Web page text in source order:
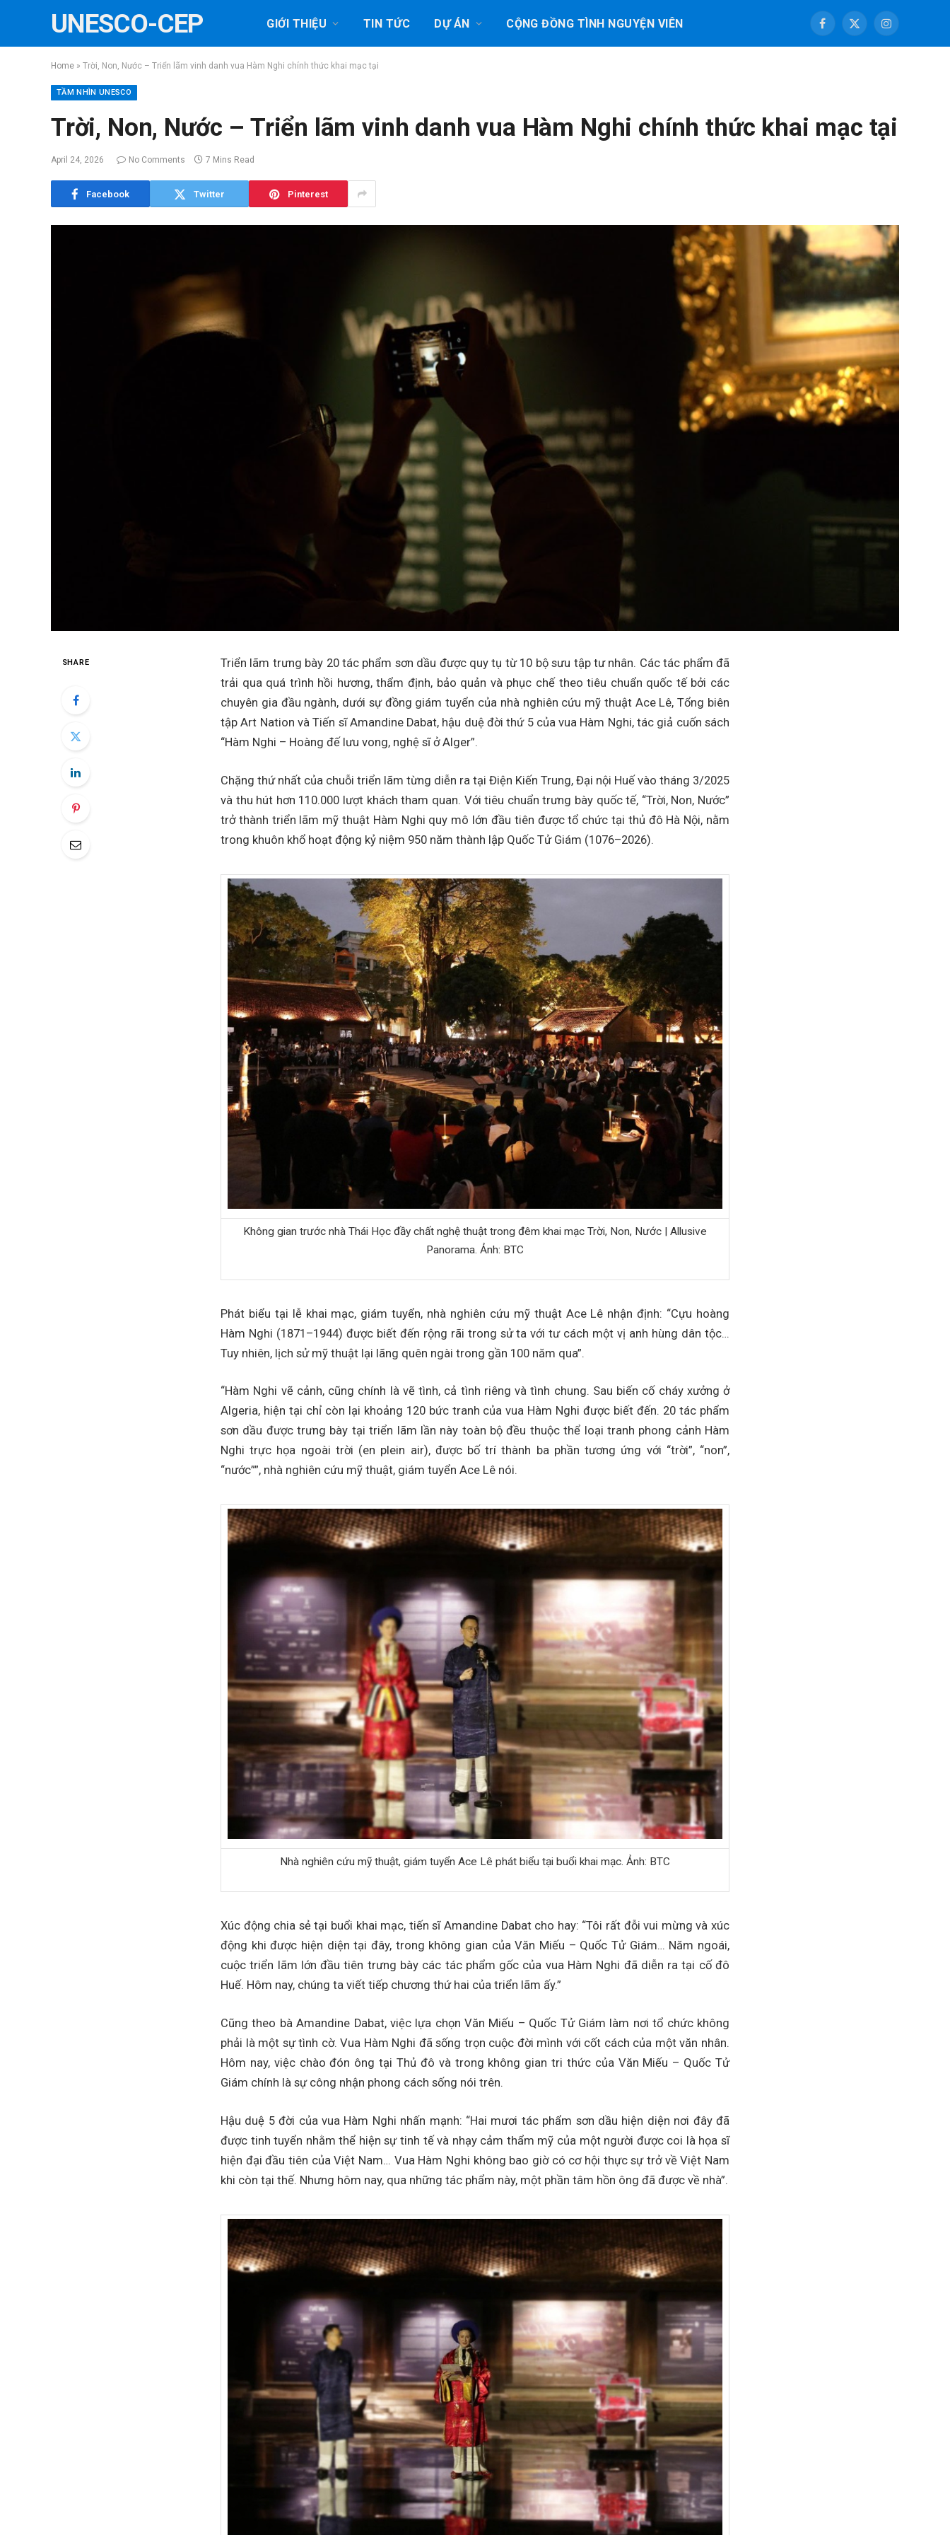
UNESCO-CEP GIỚI THIỆU TIN TỨC DỰ ÁN CỘNG ĐỒNG TÌNH NGUYỆN VIÊN Facebook
X
(Twitter)
Instagram
Home » Trời, Non, Nước – Triển lãm vinh danh vua Hàm Nghi chính thức khai mạc tại
TẦM NHÌN UNESCO
Trời, Non, Nước – Triển lãm vinh danh vua Hàm Nghi chính thức khai mạc tại
April 24, 2026 No Comments 7 Mins Read
Facebook Twitter Pinterest
SHARE
Triển lãm trưng bày 20 tác phẩm sơn dầu được quy tụ từ 10 bộ sưu tập tư nhân. Các tác phẩm đã
trải qua quá trình hồi hương, thẩm định, bảo quản và phục chế theo tiêu chuẩn quốc tế bởi các
chuyên gia đầu ngành, dưới sự đồng giám tuyển của nhà nghiên cứu mỹ thuật Ace Lê, Tổng biên
tập Art Nation và Tiến sĩ Amandine Dabat, hậu duệ đời thứ 5 của vua Hàm Nghi, tác giả cuốn sách
“Hàm Nghi – Hoàng đế lưu vong, nghệ sĩ ở Alger”.
Chặng thứ nhất của chuỗi triển lãm từng diễn ra tại Điện Kiến Trung, Đại nội Huế vào tháng 3/2025
và thu hút hơn 110.000 lượt khách tham quan. Với tiêu chuẩn trưng bày quốc tế, “Trời, Non, Nước”
trở thành triển lãm mỹ thuật Hàm Nghi quy mô lớn đầu tiên được tổ chức tại thủ đô Hà Nội, nằm
trong khuôn khổ hoạt động kỷ niệm 950 năm thành lập Quốc Tử Giám (1076–2026).
Không gian trước nhà Thái Học đầy chất nghệ thuật trong đêm khai mạc Trời, Non, Nước | Allusive
Panorama. Ảnh: BTC
Phát biểu tại lễ khai mạc, giám tuyển, nhà nghiên cứu mỹ thuật Ace Lê nhận định: “Cựu hoàng
Hàm Nghi (1871–1944) được biết đến rộng rãi trong sử ta với tư cách một vị anh hùng dân tộc…
Tuy nhiên, lịch sử mỹ thuật lại lãng quên ngài trong gần 100 năm qua”.
“Hàm Nghi vẽ cảnh, cũng chính là vẽ tình, cả tình riêng và tình chung. Sau biến cố cháy xưởng ở
Algeria, hiện tại chỉ còn lại khoảng 120 bức tranh của vua Hàm Nghi được biết đến. 20 tác phẩm
sơn dầu được trưng bày tại triển lãm lần này toàn bộ đều thuộc thể loại tranh phong cảnh Hàm
Nghi trực họa ngoài trời (en plein air), được bố trí thành ba phần tương ứng với “trời”, “non”,
“nước””, nhà nghiên cứu mỹ thuật, giám tuyển Ace Lê nói.
Nhà nghiên cứu mỹ thuật, giám tuyển Ace Lê phát biểu tại buổi khai mạc. Ảnh: BTC
Xúc động chia sẻ tại buổi khai mạc, tiến sĩ Amandine Dabat cho hay: “Tôi rất đỗi vui mừng và xúc
động khi được hiện diện tại đây, trong không gian của Văn Miếu – Quốc Tử Giám… Năm ngoái,
cuộc triển lãm lớn đầu tiên trưng bày các tác phẩm gốc của vua Hàm Nghi đã diễn ra tại cố đô
Huế. Hôm nay, chúng ta viết tiếp chương thứ hai của triển lãm ấy.”
Cũng theo bà Amandine Dabat, việc lựa chọn Văn Miếu – Quốc Tử Giám làm nơi tổ chức không
phải là một sự tình cờ. Vua Hàm Nghi đã sống trọn cuộc đời mình với cốt cách của một văn nhân.
Hôm nay, việc chào đón ông tại Thủ đô và trong không gian tri thức của Văn Miếu – Quốc Tử
Giám chính là sự công nhận phong cách sống nói trên.
Hậu duệ 5 đời của vua Hàm Nghi nhấn mạnh: “Hai mươi tác phẩm sơn dầu hiện diện nơi đây đã
được tinh tuyển nhằm thể hiện sự tinh tế và nhạy cảm thẩm mỹ của một người được coi là họa sĩ
hiện đại đầu tiên của Việt Nam… Vua Hàm Nghi không bao giờ có cơ hội thực sự trở về Việt Nam
khi còn tại thế. Nhưng hôm nay, qua những tác phẩm này, một phần tâm hồn ông đã được về nhà”.